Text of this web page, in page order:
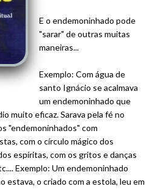
E o endemoninhado pode
"sarar" de outras muitas
maneiras...
Exemplo: Com água de
santo Ignácio se acalmava
um endemoninhado que
muito eficaz. Sarava pela fé no
"endemoninhados" com
com o círculo mágico dos
espíritas, com os gritos e danças
Exemplo: Um endemoninhado
estava, o criado com a estola, leu em